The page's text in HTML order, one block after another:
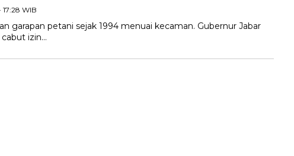
WIB
garapan petani sejak 1994 menuai kecaman. Gubernur Jabar
izin…